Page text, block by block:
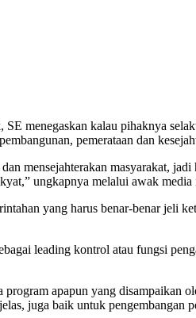
kalau pihaknya
pemerataan dan
mensejahterakan masyarakat,
ungkapnya melalui awak
yang harus benar-benar jeli
leading kontrol atau fungsi
apapun yang disampaikan
juga baik untuk pengembangan